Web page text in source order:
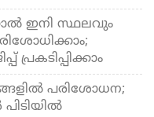
ഇനി സ്ഥലവും
പ്രകടിപ്പിക്കാം
പരിശോധന;